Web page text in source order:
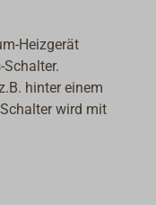
Heizgerät
hinter einem
wird mit